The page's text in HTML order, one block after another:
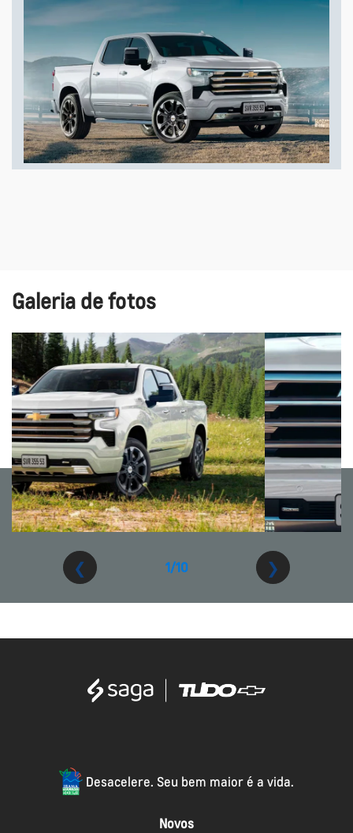
Galeria de fotos
❮ 2/10 ❯
Desacelere. Seu bem maior é a vida.
Novos